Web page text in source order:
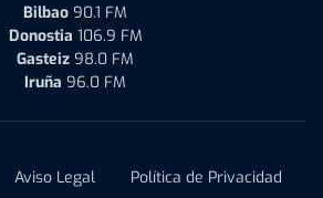
Bilbao 90.1 FM
Donostia 106.9 FM
Gasteiz 98.0 FM
Iruña 96.0 FM
Aviso Legal
Política de Privacidad